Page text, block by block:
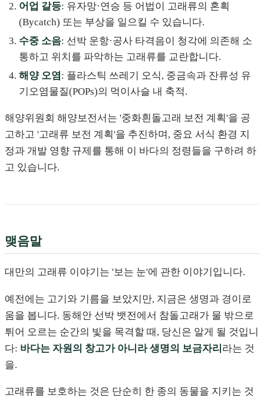
어업 갈등: 유자망·연승 등 어법이 고래류의 혼획
(Bycatch) 또는 부상을 일으킬 수 있습니다.
수중 소음: 선박 운항·공사 타격음이 청각에 의존해 소
통하고 위치를 파악하는 고래류를 교란합니다.
해양 오염: 플라스틱 쓰레기 오식, 중금속과 잔류성 유
기오염물질(POPs)의 먹이사슬 내 축적.
해양위원회 해양보전서는 '중화흰돌고래 보전 계획'을 공
고하고 '고래류 보전 계획'을 추진하며, 중요 서식 환경 지
정과 개발 영향 규제를 통해 이 바다의 정령들을 구하려 하
고 있습니다.
맺음말
대만의 고래류 이야기는 '보는 눈'에 관한 이야기입니다.
예전에는 고기와 기름을 보았지만, 지금은 생명과 경이로
움을 봅니다. 동해안 선박 뱃전에서 참돌고래가 물 밖으로
튀어 오르는 순간의 빛을 목격할 때, 당신은 알게 될 것입니
다: 바다는 자원의 창고가 아니라 생명의 보금자리 라는 것
을.
고래류를 보호하는 것은 단순히 한 종의 동물을 지키는 것